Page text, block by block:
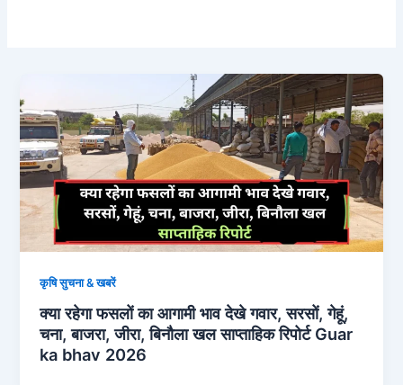
कृषि सुचना & खबरें
क्या रहेगा फसलों का आगामी भाव देखे गवार, सरसों, गेहूं,
चना, बाजरा, जीरा, बिनौला खल साप्ताहिक रिपोर्ट Guar
ka bhav 2026